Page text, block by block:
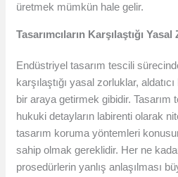
üretmek mümkün hale gelir.
Tasarımcıların Karşılaştığı
Endüstriyel tasarım tescili
karşılaştığı yasal zorluklar,
bir araya getirmek gibidir. Tasarım
hukuki detayların labirenti olarak
tasarım koruma yöntemleri
sahip olmak gereklidir. Her ne
prosedürlerin yanlış anlaşılması